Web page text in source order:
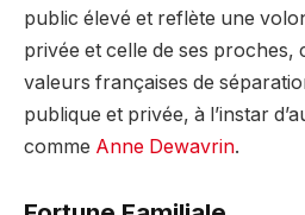
public élevé et reflète une
privée et celle de ses
valeurs françaises de
publique et privée, à l’instar
comme Anne Dewavrin.